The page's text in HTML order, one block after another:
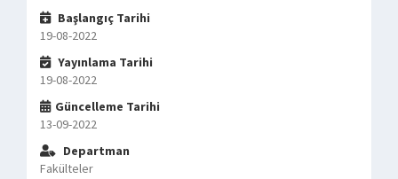
Başlangıç Tarihi
19-08-2022
Yayınlama Tarihi
19-08-2022
Güncelleme Tarihi
13-09-2022
Departman
Fakülteler